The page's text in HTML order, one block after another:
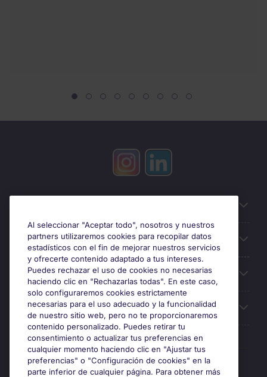
Búsqueda de empleo
Oficinas
Sobre Michael Page
Premios y certificaciones
Al seleccionar "Aceptar todo", nosotros y nuestros
partners utilizaremos cookies para recopilar datos
estadísticos con el fin de mejorar nuestros servicios
y ofrecerte contenido adaptado a tus intereses.
Puedes rechazar el uso de cookies no necesarias
haciendo clic en "Rechazarlas todas". En este caso,
solo configuraremos cookies estrictamente
necesarias para el uso adecuado y la funcionalidad
de nuestro sitio web, pero no te proporcionaremos
contenido personalizado. Puedes retirar tu
consentimiento o actualizar tus preferencias en
cualquier momento haciendo clic en "Ajustar tus
preferencias" o "Configuración de cookies" en la
parte inferior de cualquier página. Para obtener más